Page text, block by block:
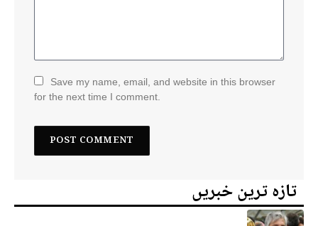
Save my name, email, and website in this browser
for the next time I comment.
تازہ ترین خبریں